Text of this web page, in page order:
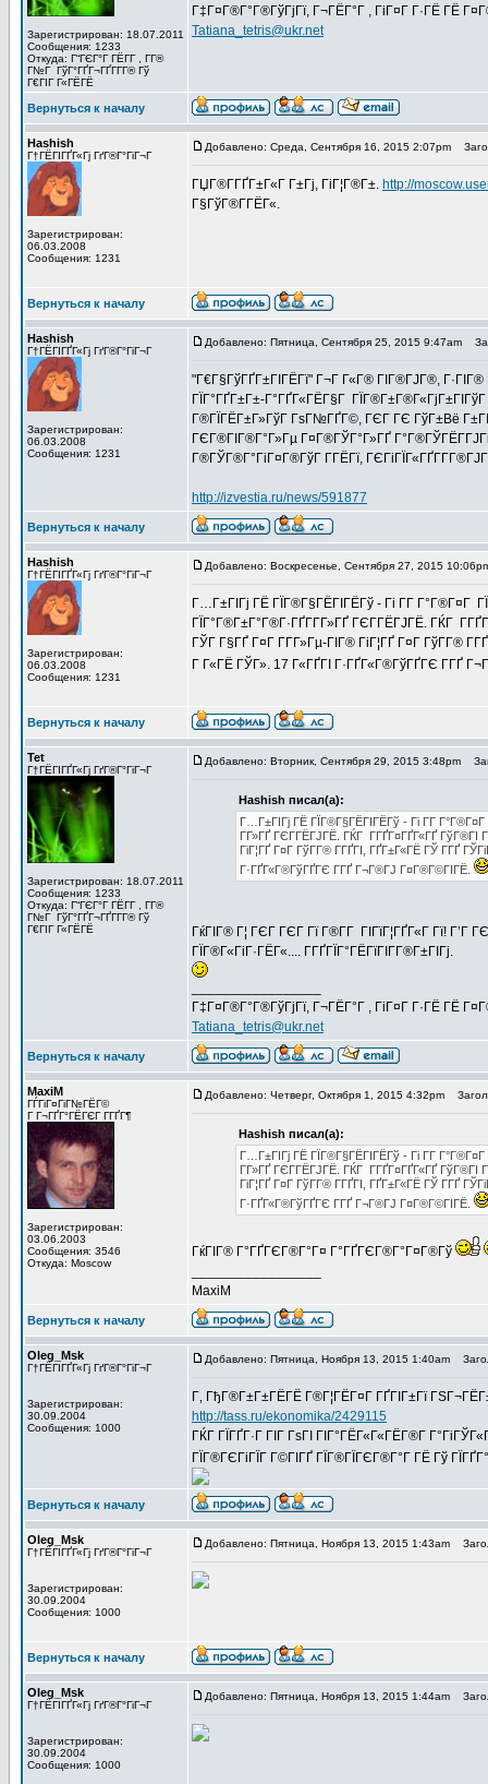
Зарегистрирован: 18.07.2011
Сообщения: 1233
Откуда: Г“ГЄГ°Г ГЁГ­Г , Г­Г®
Г№Г ГўГ°ГҐГ¬ГҐГ­Г­Г® Гў
Г€ГІГ Г«ГЁГЁ
Г‡Г¤Г®Г°Г®ГўГјГї, Г¬ГЁГ°Г , ГіГ¤Г Г·ГЁ ГЁ
Tatiana_tetris@ukr.net
Вернуться к началу
Hashish
Г†ГЁГІГҐГ«Гј ГґГ®Г°ГіГ¬Г
Зарегистрирован:
06.03.2008
Сообщения: 1231
Добавлено: Среда, Сентября 16, 2015 2:07pm
ГЏГ®Г­ГҐГ±Г«Г Г±Гј, ГіГ¦Г®Г±. http://
Г§ГўГ®Г­ГЁГ«.
Вернуться к началу
Hashish
Г†ГЁГІГҐГ«Гј ГґГ®Г°ГіГ¬Г
Зарегистрирован:
06.03.2008
Сообщения: 1231
Добавлено: Пятница, Сентября 25, 2015 9:47am
"Г€Г§ГўГҐГ±ГІГЁГї" Г¬Г Г«Г® ГІГ®ГЈГ®,
ГЇГ°ГҐГ±Г±-Г°ГҐГ«ГЁГ§Г
Г®ГЇГЁГ±Г»ГўГ ГѕГ№ГҐГ©, ГЄГ ГЄ ГўГ±Вё
ГЄГ®ГІГ®Г°Г»Гµ Г¤Г®ГЎГ°Г»ГҐ
Г®ГЎГ®Г°ГіГ¤Г®ГўГ Г­ГЁГї,
http://izvestia.ru/news/591877
Вернуться к началу
Hashish
Г†ГЁГІГҐГ«Гј ГґГ®Г°ГіГ¬Г
Зарегистрирован:
06.03.2008
Сообщения: 1231
Добавлено: Воскресенье, Сентября 27, 2015
Г…Г±ГІГј ГЁ ГЇГ®Г§ГЁГІГЁГў - Гі Г­Г Г°Г®Г¤Г
ГЇГ°Г®Г±Г°Г®Г·ГҐГ­Г­Г»ГҐ ГЄГ­ГЁГЈГЁ. ГЌГ
ГЎГ Г§ГҐ Г¤Г Г­Г­Г»Гµ-ГІГ® ГіГ¦ГҐ Г¤Г ГўГ­Г®
Г Г«ГЁ ГЎГ». 17 Г«ГҐГІ Г·ГҐГ«Г®ГўГҐГЄ Г­ГҐ
Вернуться к началу
Tet
Г†ГЁГІГҐГ«Гј ГґГ®Г°ГіГ¬Г
Зарегистрирован: 18.07.2011
Сообщения: 1233
Откуда: Г“ГЄГ°Г ГЁГ­Г , Г­Г®
Г№Г ГўГ°ГҐГ¬ГҐГ­Г­Г® Гў
Г€ГІГ Г«ГЁГЁ
Добавлено: Вторник, Сентября 29, 2015 3:48pm
Hashish писал(а):
Г…Г±ГІГј ГЁ ГЇГ®Г§ГЁГІГЁГў - Гі Г­Г
Г­Г»ГҐ ГЄГ­ГЁГЈГЁ. ГЌГ Г­ГҐГ¤ГҐГ«ГҐ ГўГ®ГІ
ГіГ¦ГҐ Г¤Г ГўГ­Г® Г­ГҐГІ, ГҐГ±Г«ГЁ ГЎ Г­ГҐ
Г·ГҐГ«Г®ГўГҐГЄ Г­ГҐ Г¬Г®ГЈ Г¤Г®Г©ГІГЁ.
ГќГІГ® Г¦ ГЄГ ГЄГ Гї Г®Г­Г ГІГїГ¦ГҐГ«Г Гї!
ГЇГ®Г«ГіГ·ГЁГ«.... Г­ГҐГЇГ°ГЁГїГІГ­Г®Г±ГІГј.
Г‡Г¤Г®Г°Г®ГўГјГї, Г¬ГЁГ°Г , ГіГ¤Г Г·ГЁ ГЁ
Tatiana_tetris@ukr.net
Вернуться к началу
MaxiM
ГЃГіГ¤ГіГ№ГЁГ©
Г Г¬ГҐГ°ГЁГЄГ Г­ГҐГ¶
Зарегистрирован:
03.06.2003
Сообщения: 3546
Откуда: Moscow
Добавлено: Четверг, Октября 1, 2015 4:32pm
Hashish писал(а):
Г…Г±ГІГј ГЁ ГЇГ®Г§ГЁГІГЁГў - Гі Г­Г
Г­Г»ГҐ ГЄГ­ГЁГЈГЁ. ГЌГ Г­ГҐГ¤ГҐГ«ГҐ ГўГ®ГІ
ГіГ¦ГҐ Г¤Г ГўГ­Г® Г­ГҐГІ, ГҐГ±Г«ГЁ ГЎ Г­ГҐ
Г·ГҐГ«Г®ГўГҐГЄ Г­ГҐ Г¬Г®ГЈ Г¤Г®Г©ГІГЁ.
ГќГІГ® Г°ГҐГЄГ®Г°Г¤ Г°ГҐГЄГ®Г°Г¤Г®Гў
MaxiM
Вернуться к началу
Oleg_Msk
Г†ГЁГІГҐГ«Гј ГґГ®Г°ГіГ¬Г
Зарегистрирован:
30.09.2004
Сообщения: 1000
Добавлено: Пятница, Ноября 13, 2015 1:40am
Г‚ ГђГ®Г±Г±ГЁГЁ Г®Г¦ГЁГ¤Г ГҐГІГ±Гї
http://tass.ru/ekonomika/2429115
ГЌГ ГЇГҐГ·Г ГІГ ГѕГІ ГІГ°ГЁГ«Г«ГЁГ®Г­
ГЇГ®ГЄГіГЇГ Г©ГІГҐ ГЇГ®ГЇГЄГ®Г°Г­ ГЁ Гў
Вернуться к началу
Oleg_Msk
Г†ГЁГІГҐГ«Гј ГґГ®Г°ГіГ¬Г
Зарегистрирован:
30.09.2004
Сообщения: 1000
Добавлено: Пятница, Ноября 13, 2015 1:43am
Вернуться к началу
Oleg_Msk
Г†ГЁГІГҐГ«Гј ГґГ®Г°ГіГ¬Г
Зарегистрирован:
30.09.2004
Сообщения: 1000
Добавлено: Пятница, Ноября 13, 2015 1:44am